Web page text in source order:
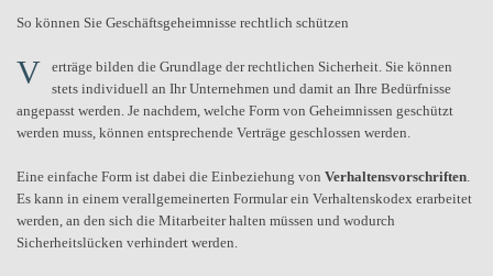
So können Sie Geschäftsgeheimnisse rechtlich schützen
V
erträge bilden die Grundlage der rechtlichen Sicherheit. Sie können
stets individuell an Ihr Unternehmen und damit an Ihre Bedürfnisse
angepasst werden. Je nachdem, welche Form von Geheimnissen geschützt
werden muss, können entsprechende Verträge geschlossen werden.
Eine einfache Form ist dabei die Einbeziehung von Verhaltensvorschriften
Es kann in einem verallgemeinerten Formular ein Verhaltenskodex erarbeitet
werden, an den sich die Mitarbeiter halten müssen und wodurch
Sicherheitslücken verhindert werden.